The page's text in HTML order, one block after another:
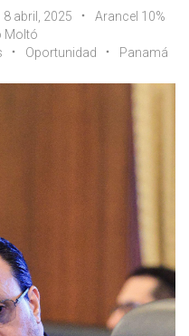
8 abril, 2025
Arancel 10%
Moltó
Oportunidad Panamá